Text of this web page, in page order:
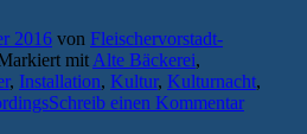
2016 von Fleischervorstadt-
mitAlte Bäckerei,
, Installation, Kultur, Kulturnacht,
Schreib einen Kommentar